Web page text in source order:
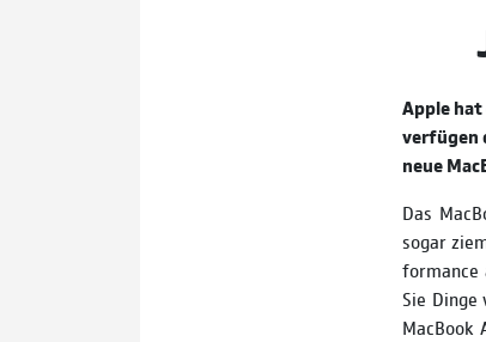
Apple
verfügen
neue
Das
sogar
for­mance
Sie